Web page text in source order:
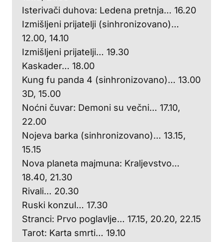
Isterivači duhova: Ledena pretnja… 16.20
Izmišljeni prijatelji (sinhronizovano)…
12.00, 14.10
Izmišljeni prijatelji… 19.30
Kaskader… 18.00
Kung fu panda 4 (sinhronizovano)… 13.00
3D, 15.00
Noćni čuvar: Demoni su večni… 17.10,
22.00
Nojeva barka (sinhronizovano)… 13.15,
15.15
Nova planeta majmuna: Kraljevstvo…
18.40, 21.30
Rivali… 20.30
Ruski konzul… 17.30
Stranci: Prvo poglavlje… 17.15, 20.20, 22.15
Tarot: Karta smrti… 19.10